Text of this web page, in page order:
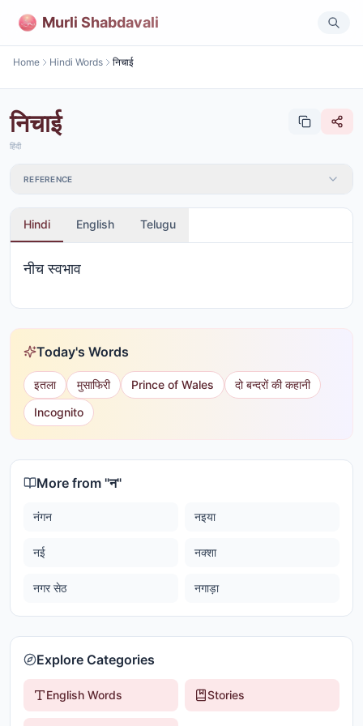
Murli Shabdavali
Home Hindi Words निचाई
निचाई
हिंदी
REFERENCE
Hindi English Telugu
नीच स्वभाव
Today's Words
इतला मुसाफिरी Prince of Wales
दो बन्दरों की कहानी
Incognito
More from "न"
नंगन नइया
नई नक्शा
नगर सेठ नगाड़ा
Explore Categories
English Words Stories